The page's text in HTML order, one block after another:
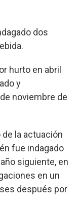
dos
hurto en abril
y
noviembre de
la actuación
fue indagado
siguiente, en
en un
después por